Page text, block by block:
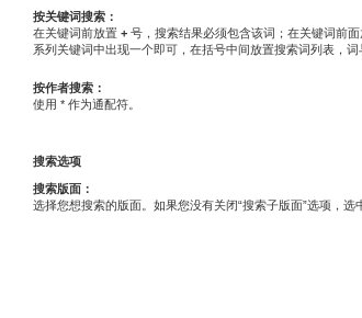
按关键词搜索：
在关键词前放置 + 号，搜索结果必须包含该词；在关键词前面
系列关键词中出现一个即可，在括号中间放置搜索词列表，词
按作者搜索：
使用 * 作为通配符。
搜索选项
搜索版面：
选择您想搜索的版面。如果您没有关闭“搜索子版面”选项，选